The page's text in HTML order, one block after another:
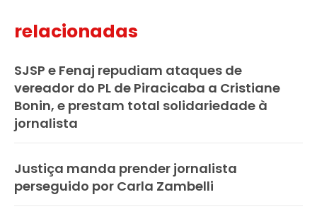
relacionadas
SJSP e Fenaj repudiam ataques de
vereador do PL de Piracicaba a Cristiane
Bonin, e prestam total solidariedade à
jornalista
Justiça manda prender jornalista
perseguido por Carla Zambelli